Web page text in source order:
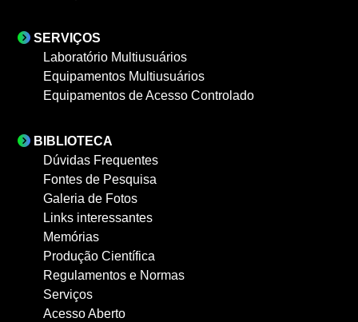
SERVIÇOS
Laboratório Multiusuários
Equipamentos Multiusuários
Equipamentos de Acesso Controlado
BIBLIOTECA
Dúvidas Frequentes
Fontes de Pesquisa
Galeria de Fotos
Links interessantes
Memórias
Produção Científica
Regulamentos e Normas
Serviços
Acesso Aberto